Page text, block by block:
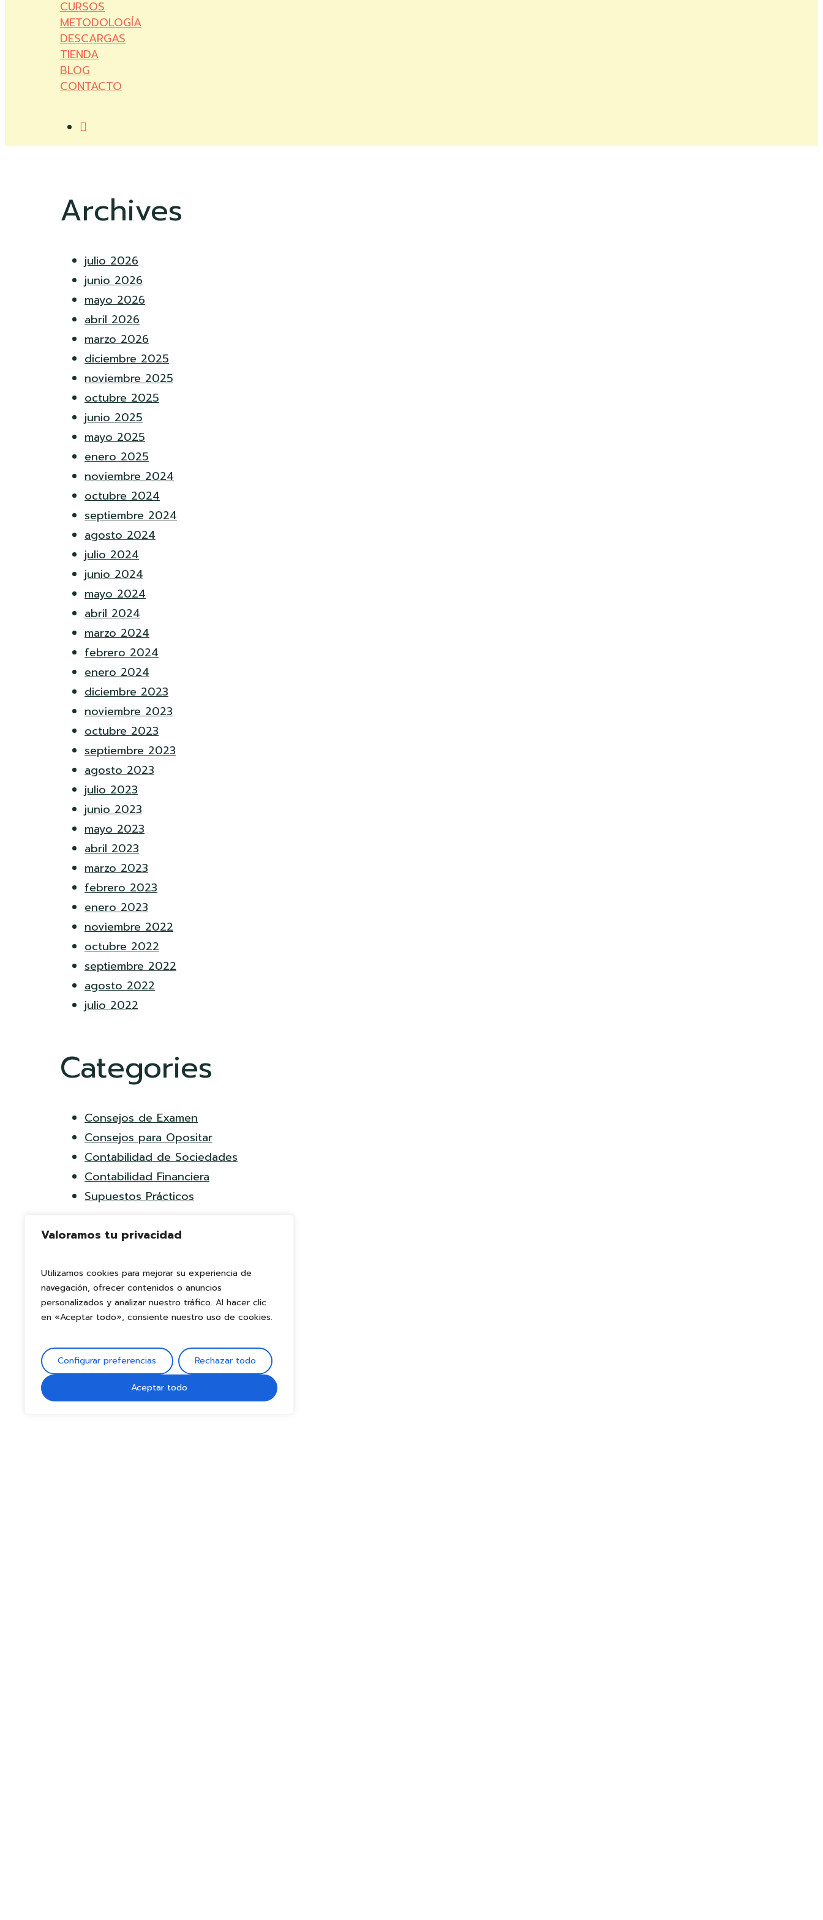
Valoramos tu privacidad
Utilizamos cookies para mejorar su experiencia de
navegación, ofrecer contenidos o anuncios
personalizados y analizar nuestro tráfico. Al hacer clic
en «Aceptar todo», consiente nuestro uso de cookies.
Configurar preferencias Rechazar todo
Aceptar todo
CURSOS
METODOLOGÍA
DESCARGAS
TIENDA
BLOG
CONTACTO
Archives
julio 2026
junio 2026
mayo 2026
abril 2026
marzo 2026
diciembre 2025
noviembre 2025
octubre 2025
junio 2025
mayo 2025
enero 2025
noviembre 2024
octubre 2024
septiembre 2024
agosto 2024
julio 2024
junio 2024
mayo 2024
abril 2024
marzo 2024
febrero 2024
enero 2024
diciembre 2023
noviembre 2023
octubre 2023
septiembre 2023
agosto 2023
julio 2023
junio 2023
mayo 2023
abril 2023
marzo 2023
febrero 2023
enero 2023
noviembre 2022
octubre 2022
septiembre 2022
agosto 2022
julio 2022
Categories
Consejos de Examen
Consejos para Opositar
Contabilidad de Sociedades
Contabilidad Financiera
Supuestos Prácticos